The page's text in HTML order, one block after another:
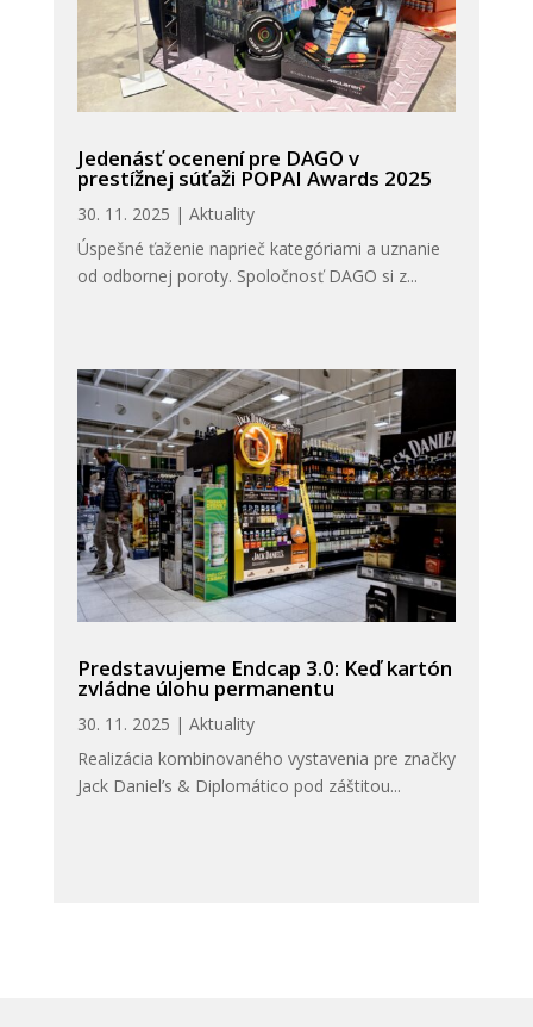
Jedenásť ocenení pre DAGO v
prestížnej súťaži POPAI Awards 2025
30. 11. 2025 | Aktuality
Úspešné ťaženie naprieč kategóriami a uznanie
od odbornej poroty. Spoločnosť DAGO si z...
Predstavujeme Endcap 3.0: Keď kartón
zvládne úlohu permanentu
30. 11. 2025 | Aktuality
Realizácia kombinovaného vystavenia pre značky
Jack Daniel’s & Diplomático pod záštitou...